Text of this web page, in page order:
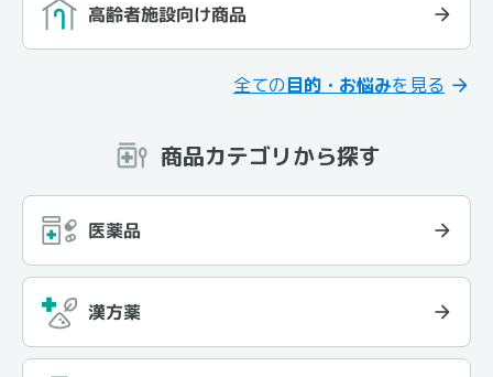
高齢者施設向け商品
全ての目的・お悩みを見る
商品カテゴリから探す
医薬品
漢方薬